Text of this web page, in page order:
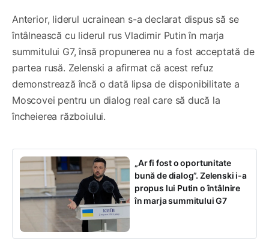
Anterior, liderul ucrainean s-a declarat dispus să se
întâlnească cu liderul rus Vladimir Putin în marja
summitului G7, însă propunerea nu a fost acceptată de
partea rusă. Zelenski a afirmat că acest refuz
demonstrează încă o dată lipsa de disponibilitate a
Moscovei pentru un dialog real care să ducă la
încheierea războiului.
„Ar fi fost o oportunitate
bună de dialog”. Zelenski i-a
propus lui Putin o întâlnire
în marja summitului G7